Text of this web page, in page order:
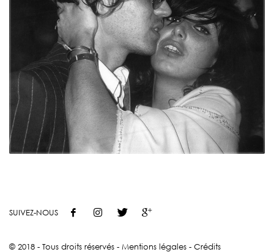
SUIVEZ-NOUS
© 2018 - Tous droits réservés - Mentions légales - Crédits